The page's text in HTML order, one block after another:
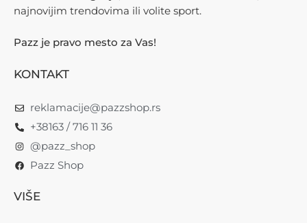
najnovijim trendovima ili volite sport.
Pazz je pravo mesto za Vas!
KONTAKT
reklamacije@pazzshop.rs
+38163 / 716 11 36
@pazz_shop
Pazz Shop
VIŠE